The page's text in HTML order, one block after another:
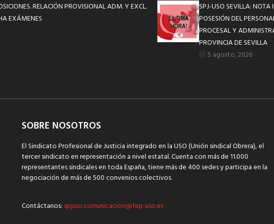
RELACIÓN PROVISIONAL ADM. Y EXCL.
EXÁMENES
SPJ-USO SEVILLA:
POSESIÓN DEL
PROCESAL Y
PROVINCIA DE SEVILLA
5 agosto, 2026
SOBRE NOSOTROS
El Sindicato Profesional de Justicia integrado en la USO (Unión sindical Obrera), el
tercer sindicato en representación a nivel estatal. Cuenta con más de 11.000
representantes sindicales en toda España, tiene más de 400 sedes y participa en la
negociación de más de 500 convenios colectivos.
Contáctanos: spjuso.comunicacion@fep-uso.es